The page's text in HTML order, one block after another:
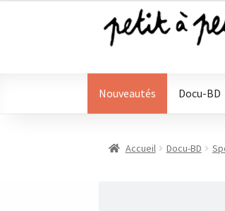
Aller
navigation
Aller
Nouveautés Docu-BD
Accueil Docu-BD